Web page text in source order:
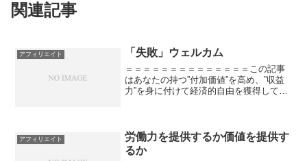
関連記事
アフィリエイト 「失敗」ウェルカム
＝＝＝＝＝＝＝＝＝＝＝＝＝＝この記事
はあなたの持つ”付加価値”を高め、”収益
力”を身に付けて経済的自由を獲得しても
事」です。なんかの...
アフィリエイト
労働力を提供するか価値を提供す
るか